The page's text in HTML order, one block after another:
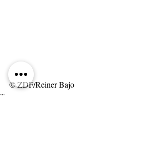
© ZDF/Reiner Bajo
Tags: